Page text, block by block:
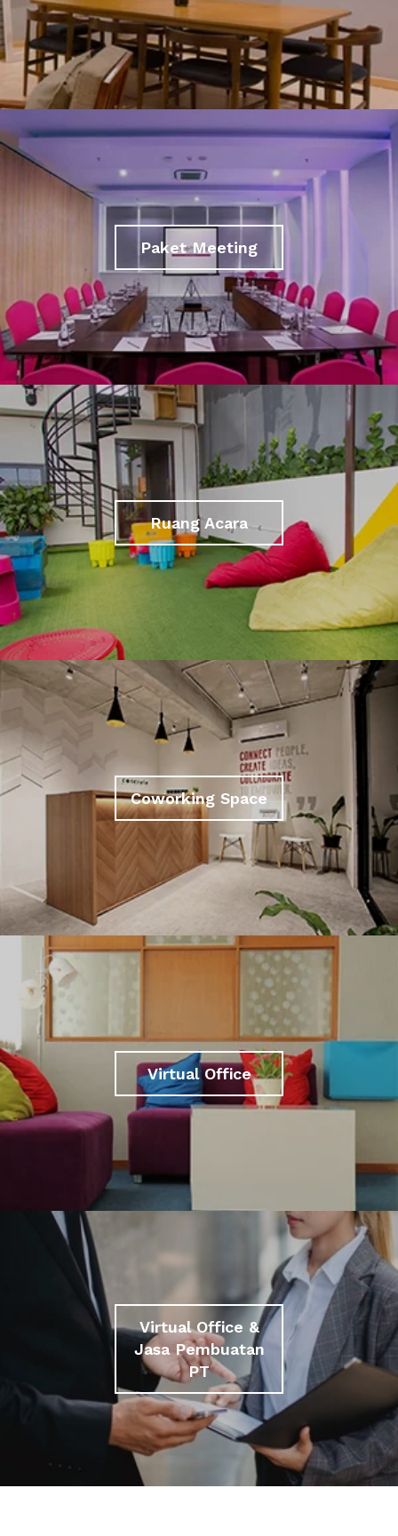
Paket Meeting
Ruang Acara
Coworking Space
Virtual Office
Virtual Office &
Jasa Pembuatan
PT